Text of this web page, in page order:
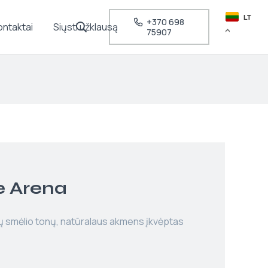
Siųsti užklausą
+370 698
75907
LT
Arena
smėlio tonų, natūralaus akmens įkvėptas